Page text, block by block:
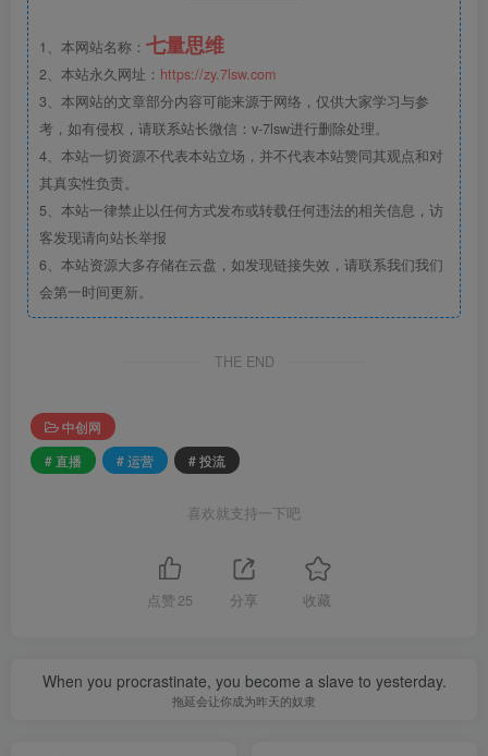
1、本网站名称： 七量思维
2、本站永久网址： https://zy.7lsw.com
3、本网站的文章部分内容可能来源于网络，仅供大家学习与参
考，如有侵权，请联系站长微信：v-7lsw进行删除处理。
4、本站一切资源不代表本站立场，并不代表本站赞同其观点和对
其真实性负责。
5、本站一律禁止以任何方式发布或转载任何违法的相关信息，访
客发现请向站长举报
6、本站资源大多存储在云盘，如发现链接失效，请联系我们我们
会第一时间更新。
THE END
中创网
# 直播
# 运营 # 投流
喜欢就支持一下吧
点赞 25 分享 收藏
When you procrastinate, you become a slave to yesterday.
拖延会让你成为昨天的奴隶